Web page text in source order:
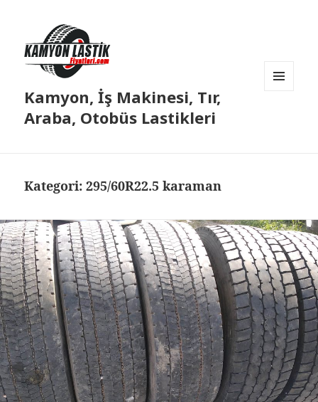
Kamyon, İş Makinesi, Tır,
Araba, Otobüs Lastikleri
Kategori:295/60R22.5 karaman